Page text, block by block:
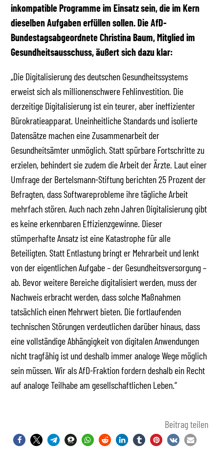
inkompatible Programme im Einsatz sein, die im Kern
dieselben Aufgaben erfüllen sollen. Die AfD-
Bundestagsabgeordnete Christina Baum, Mitglied im
Gesundheitsausschuss, äußert sich dazu klar:
„Die Digitalisierung des deutschen Gesundheitssystems
erweist sich als millionenschwere Fehlinvestition. Die
derzeitige Digitalisierung ist ein teurer, aber ineffizienter
Bürokratieapparat. Uneinheitliche Standards und isolierte
Datensätze machen eine Zusammenarbeit der
Gesundheitsämter unmöglich. Statt spürbare Fortschritte zu
erzielen, behindert sie zudem die Arbeit der Ärzte. Laut einer
Umfrage der Bertelsmann-Stiftung berichten 25 Prozent der
Befragten, dass Softwareprobleme ihre tägliche Arbeit
mehrfach stören. Auch nach zehn Jahren Digitalisierung gibt
es keine erkennbaren Effizienzgewinne. Dieser
stümperhafte Ansatz ist eine Katastrophe für alle
Beteiligten. Statt Entlastung bringt er Mehrarbeit und lenkt
von der eigentlichen Aufgabe – der Gesundheitsversorgung –
ab. Bevor weitere Bereiche digitalisiert werden, muss der
Nachweis erbracht werden, dass solche Maßnahmen
tatsächlich einen Mehrwert bieten. Die fortlaufenden
technischen Störungen verdeutlichen darüber hinaus, dass
eine vollständige Abhängigkeit von digitalen Anwendungen
nicht tragfähig ist und deshalb immer analoge Wege möglich
sein müssen. Wir als AfD-Fraktion fordern deshalb ein Recht
auf analoge Teilhabe am gesellschaftlichen Leben.“
Beitrag teilen